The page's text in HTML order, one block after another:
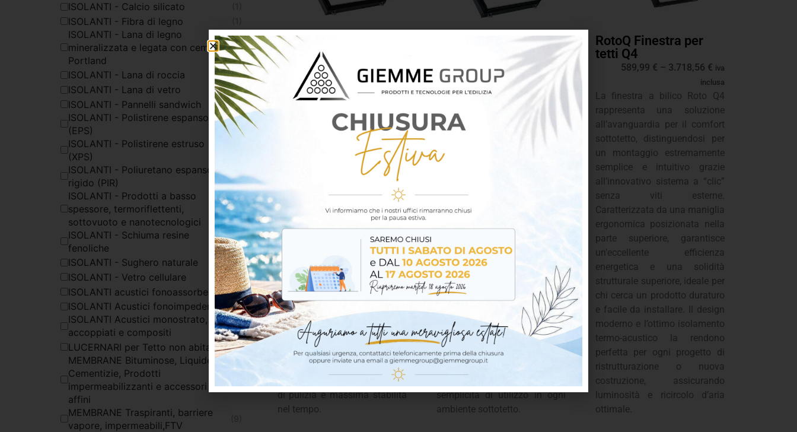
ISOLANTI - Calcio silicato
ISOLANTI - Fibra di legno
ISOLANTI - Lana di legno
mineralizzata e legata con cemento
Portland
(2)
ISOLANTI - Lana di roccia (14)
ISOLANTI - Lana di vetro (9)
ISOLANTI - Pannelli sandwich (2)
ISOLANTI - Polistirene espanso
(EPS)
(2)
ISOLANTI - Polistirene estruso
(XPS)
ISOLANTI - Poliuretano espanso
rigido (PIR)
(17)
ISOLANTI - Prodotti a basso
spessore, termoriflettenti,
sottovuoto e nanotecnologici
(5)
ISOLANTI - Schiuma resine
fenoliche
(1)
ISOLANTI - Sughero naturale (2)
ISOLANTI - Vetro cellulare (2)
ISOLANTI acustici fonoassorbenti (5)
ISOLANTI Acustici fonoimpedenti (10)
ISOLANTI Acustici monostrato,
accoppiati e compositi
(3)
LUCERNARI per Tetto non abitato (3)
MEMBRANE Bituminose, Liquide,
Cementizie, Prodotti
impermeabilizzanti e accessori
affini
(17)
MEMBRANE Traspiranti, barriere
vapore, impermeabili,FTV
Designo Finestra per
tetti R6
745,18 3.799,08€
iva
inclusa
La finestra a bilico Roto
Designo R6 è la soluzione
ideale per una ventilazione
efficace e naturale degli
ambienti sottotetto, grazie
all’anta con apertura centrale
azionabile tramite un’unica
maniglia inferiore. Progettata
con materiali di alta qualità
come il PVC fibrorinforzato o il
legno, integra un blocco di
isolamento termico
preassemblato che garantisce
eccellenti prestazioni
energetiche e una posa in
opera rapida e sicura. La sua
estetica curata e la
compatibilità con i sistemi
combinati la rendono perfetta
per creare spazi luminosi,
offrendo al contempo facilità
di pulizia e massima stabilità
nel tempo.
Designo Finestra per
1.100,93 € – 5.415,34€
inclusa
La finestra a vasistas-bilico
Roto Designo R8 rappresenta il
top di gamma per comfort e
funzionalità, grazie alla doppia
modalità di apertura che
panoramica senza ingombri
interni. Realizzata con
perimetrale pre-installato,
garantisce altissime
prestazioni energetiche e una
sicurezza superiore grazie ai
quattro punti di chiusura
centralizzati. Il design elegante
e la maniglia multifunzione
posizionata in basso la
rendono la scelta ideale per chi
semplicità di utilizzo in ogni
ambiente sottotetto.
RotoQ Finestra per
tetti Q4
589,99 € – 3.718,56 € iva
inclusa
La finestra a bilico Roto Q4
rappresenta una soluzione
all’avanguardia per il comfort
sottotetto, distinguendosi per
un montaggio estremamente
semplice e intuitivo grazie
all’innovativo sistema a “clic”
senza viti esterne.
Caratterizzata da una maniglia
ergonomica posizionata nella
parte superiore, garantisce
un’eccellente efficienza
energetica e una solidità
strutturale superiore, ideale per
chi cerca un prodotto duraturo
e facile da installare. Il design
moderno e l’ottimo isolamento
termo-acustico la rendono
perfetta per ogni progetto di
ristrutturazione o nuova
costruzione, assicurando
luminosità e ricircolo d’aria
ottimale.